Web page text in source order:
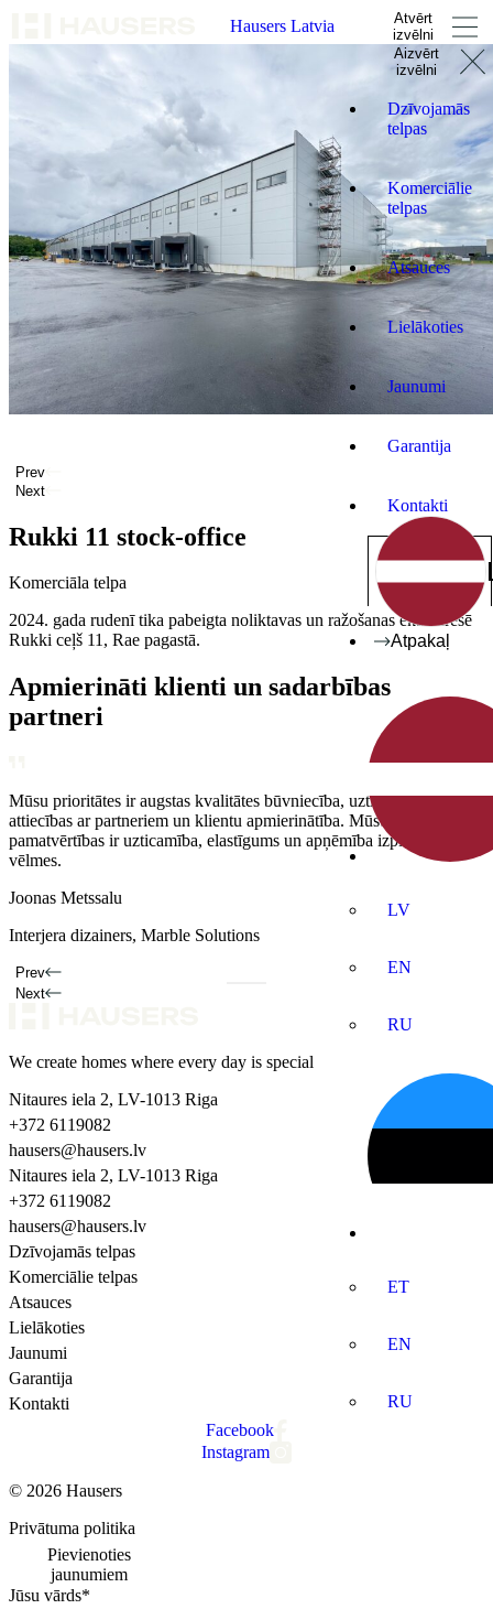
Hausers Latvia
Atvērt
izvēlni
Aizvērt
izvēlni
Dzīvojamās
telpas
Komerciālie
telpas
Atsauces
Lielākoties
Jaunumi
Garantija
Kontakti
Atpakaļ
LV
EN
RU
ET
EN
RU
Prev
Next
Rukki 11 stock-office
Komerciāla telpa
2024. gada rudenī tika pabeigta noliktavas un ražošanas ēka adresē
Rukki ceļš 11, Rae pagastā.
Apmierināti klienti un sadarbības
partneri
Mūsu prioritātes ir augstas kvalitātes būvniecība, uzticamas
attiecības ar partneriem un klientu apmierinātība. Mūsu
pamatvērtības ir uzticamība, elastīgums un apņēmība izpildīt klientu
vēlmes.
Joonas Metssalu
Interjera dizainers, Marble Solutions
Mūsu pamatvērtības ir uzticamība, elastīgums un apņēmība
apmierināt klientu vēlmes.
Annika Kolde
Mājas īpašnieks
Mūsu prioritātes ir augstas kvalitātes būvniecība, uzticamas
attiecības ar partneriem un klientu apmierinātība.
Kaarel Hõbepappel
Interjera dizainers
Prev
Next
We create homes where every day is special
Nitaures iela 2, LV-1013 Riga
+372 6119082
hausers@hausers.lv
Nitaures iela 2, LV-1013 Riga
+372 6119082
hausers@hausers.lv
Dzīvojamās telpas
Komerciālie telpas
Atsauces
Lielākoties
Jaunumi
Garantija
Kontakti
Facebook
Instagram
© 2026 Hausers
Privātuma politika
Pievienoties
jaunumiem
Jūsu vārds*